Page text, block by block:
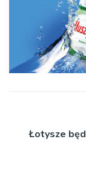
Łotysze